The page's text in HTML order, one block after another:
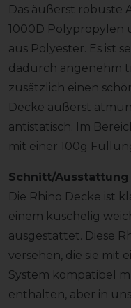
Das äußerst robuste
1000D Polypropylen
aus Polyester. Es ist
dadurch angenehm
zusätzlich einen
Decke äußerst
antistatisch. Im
mit einer 100g
Schnitt/Ausstattung
Die Rhino Decke ist
einem kuschelig
ausgestattet. Diese
versehen, die sie mit
System kompatibel
enthalten, aber in